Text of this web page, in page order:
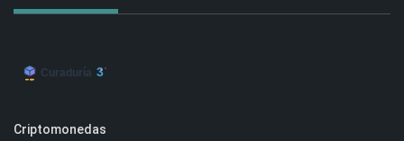
Criptomonedas